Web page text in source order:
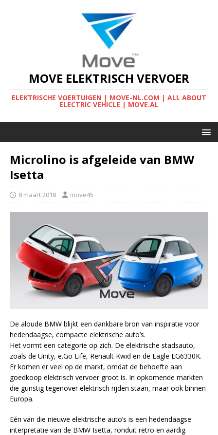
MOVE ELEKTRISCH VERVOER
ELEKTRISCHE VOERTUIGEN | MOVE-NL.COM | ALL ABOUT
ELECTRIC VEHICLE | MOVE.AL
Microlino is afgeleide van BMW
Isetta
8 maart 2018 move45
De aloude BMW blijkt een dankbare bron van inspiratie voor
hedendaagse, compacte elektrische auto’s.
Het vormt een categorie op zich. De elektrische stadsauto,
zoals de Unity, e.Go Life, Renault Kwid en de Eagle EG6330K.
Er komen er veel op de markt, omdat de behoefte aan
goedkoop elektrisch vervoer groot is. In opkomende markten
die gunstig tegenover elektrisch rijden staan, maar ook binnen
Europa.
Eén van die nieuwe elektrische auto’s is een hedendaagse
interpretatie van de BMW Isetta, ronduit retro en aardig